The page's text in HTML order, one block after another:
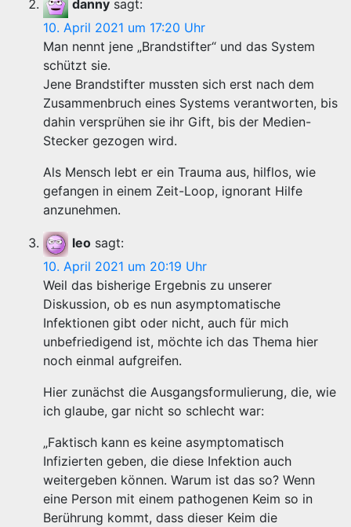
danny sagt:
10. April 2021 um 17:20 Uhr
Man nennt jene „Brandstifter“ und das System
schützt sie.
Jene Brandstifter mussten sich erst nach dem
Zusammenbruch eines Systems verantworten, bis
dahin versprühen sie ihr Gift, bis der Medien-
Stecker gezogen wird.
Als Mensch lebt er ein Trauma aus, hilflos, wie
gefangen in einem Zeit-Loop, ignorant Hilfe
anzunehmen.
leo sagt:
10. April 2021 um 20:19 Uhr
Weil das bisherige Ergebnis zu unserer
Diskussion, ob es nun asymptomatische
Infektionen gibt oder nicht, auch für mich
unbefriedigend ist, möchte ich das Thema hier
noch einmal aufgreifen.
Hier zunächst die Ausgangsformulierung, die, wie
ich glaube, gar nicht so schlecht war:
„Faktisch kann es keine asymptomatisch
Infizierten geben, die diese Infektion auch
weitergeben können. Warum ist das so? Wenn
eine Person mit einem pathogenen Keim so in
Berührung kommt, dass dieser Keim die